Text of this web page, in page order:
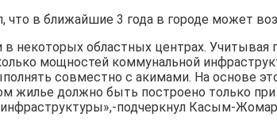
что в ближайшие 3 года в городе может
в некоторых областных центрах. Учитывая
мощностей коммунальной
совместно с акимами. На основе
жилье должно быть построено только
подчеркнул Касым-